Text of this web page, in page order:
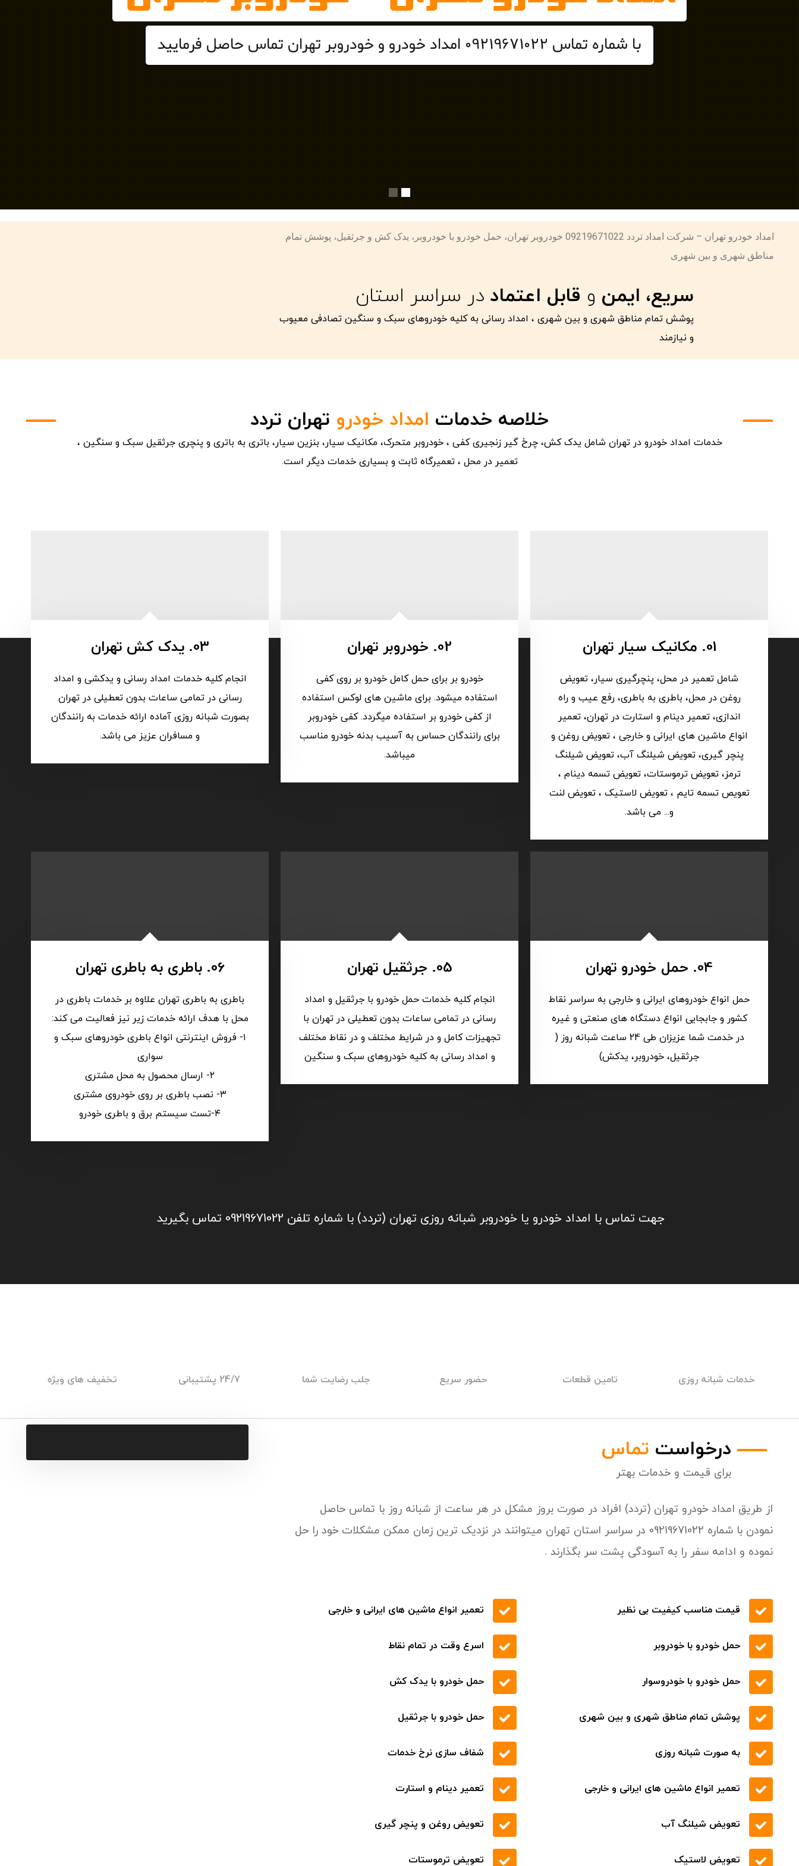
با شماره تماس 09219671022 امداد خودرو و خودروبر تهران تماس حاصل فرمایید
امداد خودرو تهران – شرکت امداد تردد 09219671022 خودروبر تهران، حمل خودرو با خودروبر، یدک کش و جرثقیل، پوشش تمام
مناطق شهری و بین شهری
سریع، ایمن و قابل اعتماددر سراسر استان
پوشش تمام مناطق شهری و بین شهری ، امداد رسانی به کلیه خودروهای سبک و سنگین تصادفی معیوب
و نیازمند
خلاصه خدمات امداد خودرو تهران تردد
خدمات امداد خودرو در تهران شامل یدک کش، چرخ گیر زنجیری کفی ، خودروبر متحرک، مکانیک سیار، بنزین سیار، باتری به باتری و پنچری جرثقیل سبک و سنگین ،
تعمیر در محل ، تعمیرگاه ثابت و بسیاری خدمات دیگر است.
01. مکانیک سیار تهران
شامل تعمیر در محل، پنچرگیری سیار، تعویض
روغن در محل، باطری به باطری، رفع عیب و راه
اندازی، تعمیر دینام و استارت در تهران، تعمیر
انواع ماشین های ایرانی و خارجی ، تعویض روغن و
پنچر گیری، تعویض شیلنگ آب، تعویض شیلنگ
ترمز، تعویض ترموستات، تعویض تسمه دینام ،
تعویص تسمه تایم ، تعویض لاستیک ، تعویض لنت
و... می باشد.
02. خودروبر تهران
خودرو بر برای حمل کامل خودرو بر روی کفی
استفاده میشود. برای ماشین های لوکس استفاده
از کفی خودرو بر استفاده میگردد. کفی خودروبر
برای رانندگان حساس به آسیب بدنه خودرو مناسب
میباشد.
03. یدک کش تهران
انجام کلیه خدمات امداد رسانی و یدکشی و امداد
رسانی در تمامی ساعات بدون تعطیلی در تهران
بصورت شبانه روزی آماده ارائه خدمات به رانندگان
و مسافران عزیز می باشد.
04. حمل خودرو تهران
حمل انواع خودروهای ایرانی و خارجی به سراسر نقاط
کشور و جابجایی انواع دستگاه های صنعتی و غیره
در خدمت شما عزیزان طی 24 ساعت شبانه روز (
جرثقیل، خودروبر، یدکش)
05. جرثقیل تهران
انجام کلیه خدمات حمل خودرو با جرثقیل و امداد
رسانی در تمامی ساعات بدون تعطیلی در تهران با
تجهیزات کامل و در شرایط مختلف و در نقاط مختلف
و امداد رسانی به کلیه خودروهای سبک و سنگین
06. باطری به باطری تهران
باطری به باطری تهران علاوه بر خدمات باطری در
محل با هدف ارائه خدمات زیر نیز فعالیت می کند:
۱- فروش اینترنتی انواع باطری خودروهای سبک و
سواری
۲- ارسال محصول به محل مشتری
۳- نصب باطری بر روی خودروی مشتری
۴-تست سیستم برق و باطری خودرو
جهت تماس با امداد خودرو یا خودروبر شبانه روزی تهران (تردد) با شماره تلفن 09219671022 تماس بگیرید
خدمات شبانه روزی تامین قطعات حضور سریع جلب رضایت شما 24/7 پشتیبانی تخفیف های ویژه
درخواست تماس
برای قیمت و خدمات بهتر
از طریق امداد خودرو تهران (تردد) افراد در صورت بروز مشکل در هر ساعت از شبانه روز با تماس حاصل
نمودن با شماره 09219671022 در سراسر استان تهران میتوانند در نزدیک ترین زمان ممکن مشکلات خود را حل
نموده و ادامه سفر را به آسودگی پشت سر بگذارند .
تعمیر انواع ماشین های ایرانی و خارجی قیمت مناسب کیفیت بی نظیر
اسرع وقت در تمام نقاط حمل خودرو با خودروبر
حمل خودرو با یدک کش حمل خودرو با خودروسوار
حمل خودرو با جرثقیل پوشش تمام مناطق شهری و بین شهری
شفاف سازی نرخ خدمات به صورت شبانه روزی
تعمیر دینام و استارت تعمیر انواع ماشین های ایرانی و خارجی
تعویض روغن و پنچر گیری تعویض شیلنگ آب
تعویض ترموستات تعویض لاستیک